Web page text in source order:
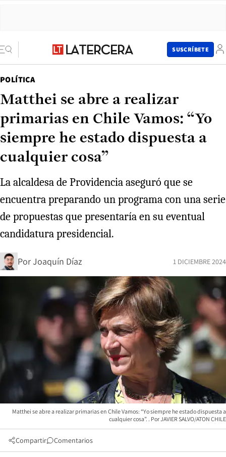
SUSCRÍBETE
POLÍTICA
Matthei se abre a realizar
primarias en Chile Vamos: “Yo
siempre he estado dispuesta a
cualquier cosa”
La alcaldesa de Providencia aseguró que se
encuentra preparando un programa con una serie
de propuestas que presentaría en su eventual
candidatura presidencial.
PorJoaquín Díaz 1 DICIEMBRE 2024
Matthei se abre a realizar primarias en Chile Vamos: “Yo siempre he estado dispuesta a
cualquier cosa”.
JAVIER SALVO/ATON CHILE
Compartir Comentarios